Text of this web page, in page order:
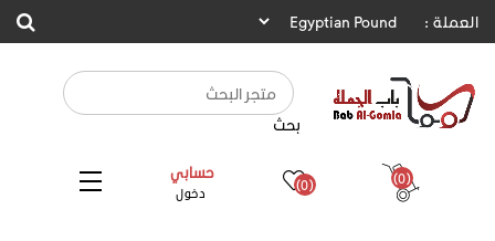
العملة :
بحث
حسابي
دخول (0) (0)